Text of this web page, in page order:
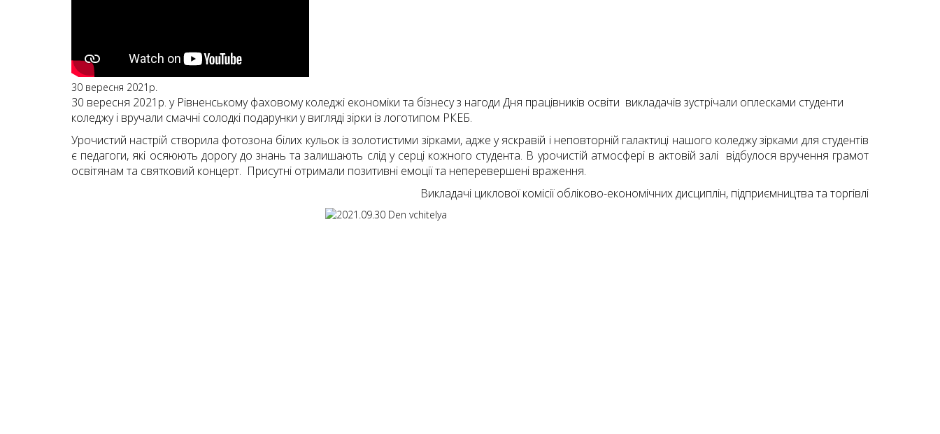
30 вересня 2021р.
30 вересня 2021р. у Рівненському фаховому коледжі економіки та бізнесу з нагоди Дня працівників освіти викладачів зустрічали оплесками студенти
коледжу і вручали смачні солодкі подарунки у вигляді зірки із логотипом РКЕБ.
Урочистий настрій створила фотозона білих кульок із золотистими зірками, адже у яскравій і неповторній галактиці нашого коледжу зірками для студентів
є педагоги, які осяюють дорогу до знань та залишають слід у серці кожного студента. В урочистій атмосфері в актовій залі відбулося вручення грамот
освітянам та святковий концерт. Присутні отримали позитивні емоції та неперевершені враження.
Викладачі циклової комісії обліково-економічних дисциплін, підприємництва та торгівлі